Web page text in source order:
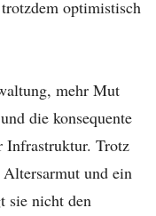
optimistisch
mehr Mut
die konsequente
Infrastruktur. Trotz
und ein
sie nicht den